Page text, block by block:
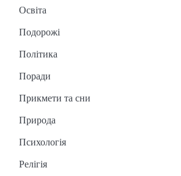
Освіта
Подорожі
Політика
Поради
Прикмети та сни
Природа
Психологія
Релігія